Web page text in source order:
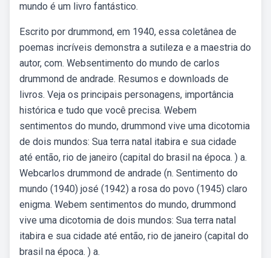
mundo é um livro fantástico.
Escrito por drummond, em 1940, essa coletânea de
poemas incríveis demonstra a sutileza e a maestria do
autor, com. Websentimento do mundo de carlos
drummond de andrade. Resumos e downloads de
livros. Veja os principais personagens, importância
histórica e tudo que você precisa. Webem
sentimentos do mundo, drummond vive uma dicotomia
de dois mundos: Sua terra natal itabira e sua cidade
até então, rio de janeiro (capital do brasil na época. ) a.
Webcarlos drummond de andrade (n. Sentimento do
mundo (1940) josé (1942) a rosa do povo (1945) claro
enigma. Webem sentimentos do mundo, drummond
vive uma dicotomia de dois mundos: Sua terra natal
itabira e sua cidade até então, rio de janeiro (capital do
brasil na época. ) a.